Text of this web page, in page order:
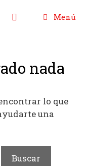
Menú
nada
lo que
una